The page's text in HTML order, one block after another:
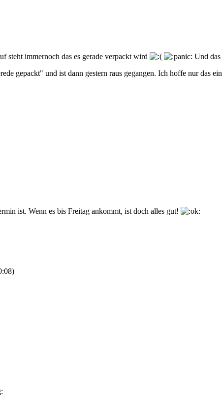
steht immernoch das es gerade verpackt wird
Und das
gepackt" und ist dann gestern raus gegangen. Ich hoffe nur das
ist. Wenn es bis Freitag ankommt, ist doch alles gut!
)